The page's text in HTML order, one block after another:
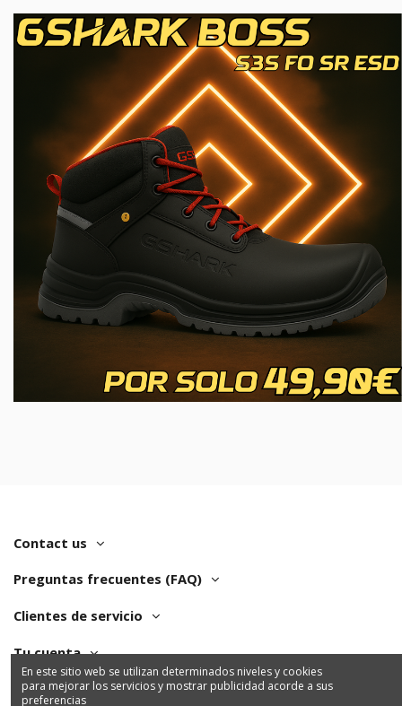
Contact us
Preguntas frecuentes (FAQ)
Clientes de servicio
Tu cuenta
En este sitio web se utilizan determinados niveles y cookies
para mejorar los servicios y mostrar publicidad acorde a sus
preferencias